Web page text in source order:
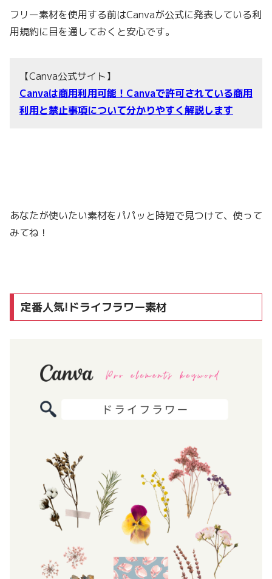
フリー素材を使用する前はCanvaが公式に発表している利
用規約に目を通しておくと安心です。
【Canva公式サイト】
Canvaは商用利用可能！Canvaで許可されている商用
利用と禁止事項について分かりやすく解説します
あなたが使いたい素材をパパッと時短で見つけて、使って
みてね！
定番人気!ドライフラワー素材